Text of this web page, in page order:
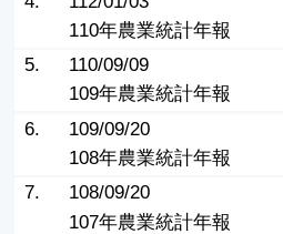
110年農業統計年報
5.
110/09/09
109年農業統計年報
6.
109/09/20
108年農業統計年報
7.
108/09/20
107年農業統計年報